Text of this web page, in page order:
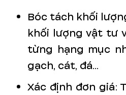
Bóc tách khối
khối lượng vật tư
từng hạng mục
gạch, cát, đá...
Xác định đơn giá: